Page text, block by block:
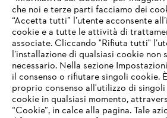
Service
Termini e condizioni generali
Note legali Cookies
IHR BROWSER WIRD
UNTERSTÜTZT
Sie nutzen einen Browser, den wir noch
eine optimale Nutzung unserer Seite
einem der folgenden Browser zu
che noi e terze parti facciamo dei
“Accetta tutti” l’utente acconsente
cookie e a tutte le attività di
associate. Cliccando "Rifiuta tutti"
l’installazione di qualsiasi cookie non
necessario. Nella sezione
il consenso o rifiutare singoli cookie.
proprio consenso all'utilizzo di
cookie in qualsiasi momento,
“Cookie”, in calce alla pagina. Tale